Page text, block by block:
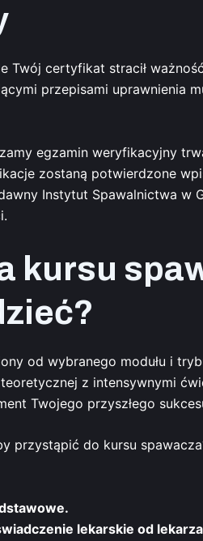
Twój certyfikat stracił
przepisami uprawnienia
egzamin weryfikacyjny
zostaną potwierdzone
Instytut Spawalnictwa w
kursu
od wybranego modułu i
z intensywnymi
Twojego przyszłego
przystąpić do kursu
lekarskie od